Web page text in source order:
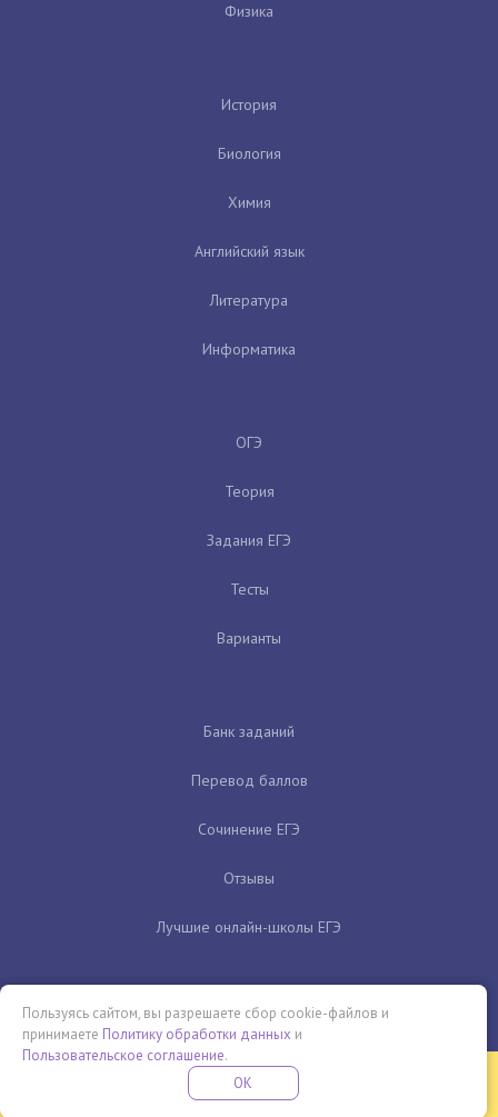
Физика
История
Биология
Химия
Английский язык
Литература
Информатика
ОГЭ
Теория
Задания ЕГЭ
Тесты
Варианты
Банк заданий
Перевод баллов
Сочинение ЕГЭ
Отзывы
Лучшие онлайн-школы ЕГЭ
Бесплатная летняя школа
ПРОВЕДИ ЭТО ЛЕТО С ПОЛЬЗОЙ
Пользуясь сайтом, вы разрешаете сбор cookie-файлов и
принимаете Политику обработки данных и
Пользовательское соглашение.
OK